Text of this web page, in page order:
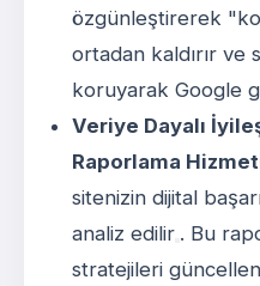
özgünleştirerek
ortadan kaldırır ve
koruyarak Google
Veriye Dayalı
Raporlama
sitenizin dijital
analiz edilir . Bu
stratejileri